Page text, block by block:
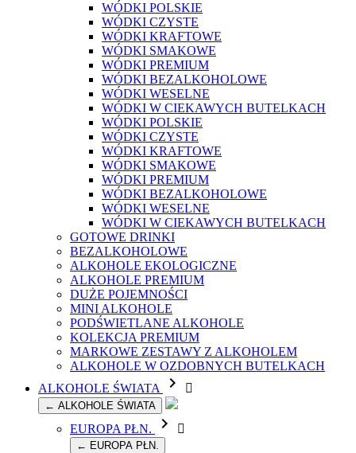
WÓDKI POLSKIE
WÓDKI CZYSTE
WÓDKI KRAFTOWE
WÓDKI SMAKOWE
WÓDKI PREMIUM
WÓDKI BEZALKOHOLOWE
WÓDKI WESELNE
WÓDKI W CIEKAWYCH BUTELKACH
WÓDKI POLSKIE
WÓDKI CZYSTE
WÓDKI KRAFTOWE
WÓDKI SMAKOWE
WÓDKI PREMIUM
WÓDKI BEZALKOHOLOWE
WÓDKI WESELNE
WÓDKI W CIEKAWYCH BUTELKACH
GOTOWE DRINKI
BEZALKOHOLOWE
ALKOHOLE EKOLOGICZNE
ALKOHOLE PREMIUM
DUŻE POJEMNOŚCI
MINI ALKOHOLE
PODŚWIETLANE ALKOHOLE
KOLEKCJA PREMIUM
MARKOWE ZESTAWY Z ALKOHOLEM
ALKOHOLE W OZDOBNYCH BUTELKACH
ALKOHOLE ŚWIATA
 
← ALKOHOLE ŚWIATA
EUROPA PŁN.  
← EUROPA PŁN.